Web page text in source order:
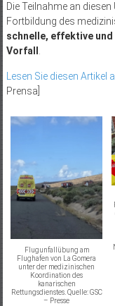
Die Teilnahme an
Fortbildung des
schnelle, effektive
Vorfall .
Lesen Sie diesen
Prensa]
Flugunfallübung am
Flughafen von La Gomera
unter der medizinischen
Koordination des
kanarischen
Rettungsdienstes. Quelle: GSC
– Presse